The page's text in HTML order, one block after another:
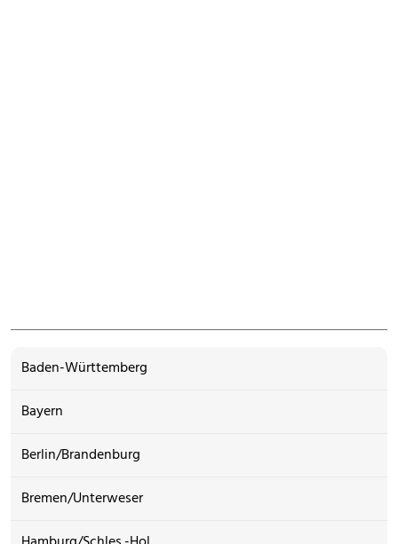
Baden-Württemberg
Bayern
Berlin/Brandenburg
Bremen/Unterweser